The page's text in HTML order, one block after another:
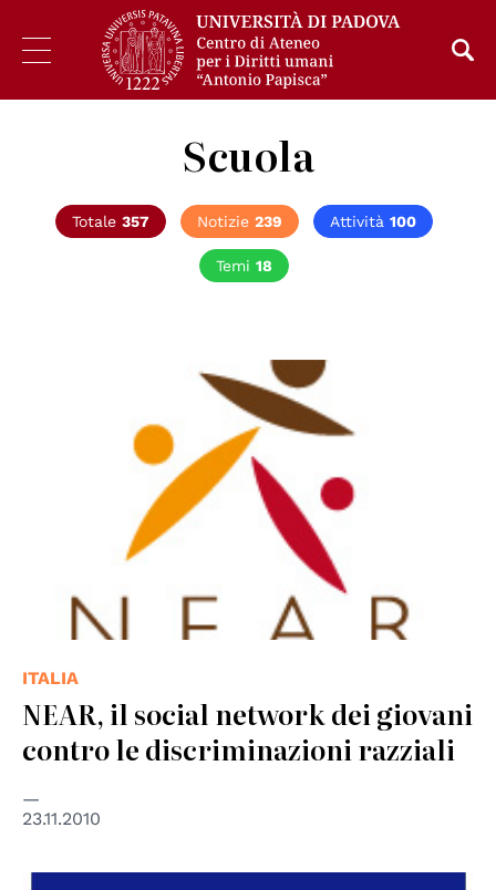
Scuola
Totale 357 Notizie 239 Attività 100
Temi 18
ITALIA
NEAR, il social network dei giovani
contro le discriminazioni razziali
23.11.2010